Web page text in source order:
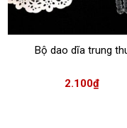
Bộ dao dĩa trung
2.100₫